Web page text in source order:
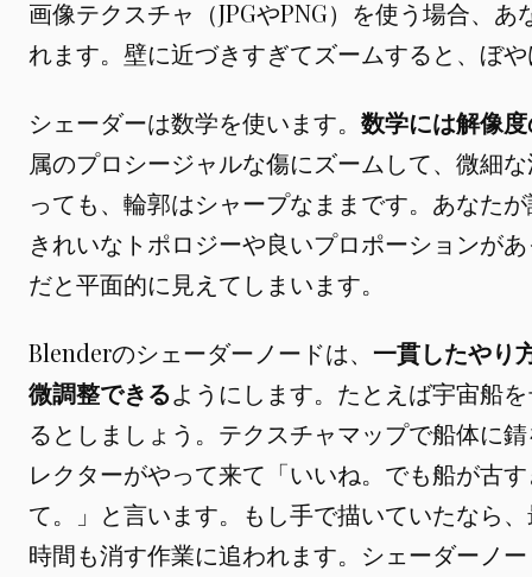
画像テクスチャ（JPGやPNG）を使う場合、
れます。壁に近づきすぎてズームすると、ぼ
シェーダーは数学を使います。 数学には解像
属のプロシージャルな傷にズームして、微細
っても、輪郭はシャープなままです。あなた
きれいなトポロジーや良いプロポーションが
だと平面的に見えてしまいます。
Blenderのシェーダーノードは、 一貫したやり
微調整できるようにします。たとえば宇宙船
るとしましょう。テクスチャマップで船体に
レクターがやって来て「いいね。でも船が古
て。」と言います。もし手で描いていたなら
時間も消す作業に追われます。シェーダーノ